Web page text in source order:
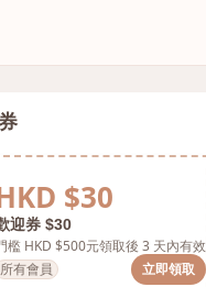
$30
迎券 $30
檻 HKD $500元領取後 3 天內有效
所有會員
立即領取